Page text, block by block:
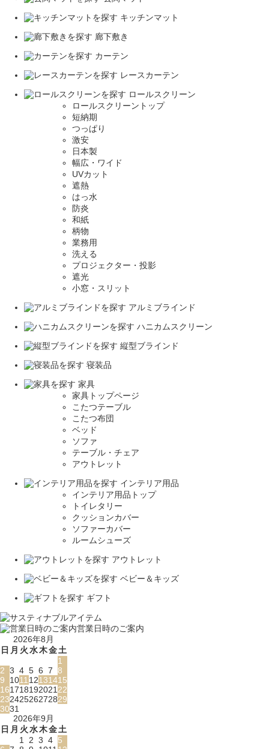
キッチンマット
廊下敷き
カーテン
レースカーテン
ロールスクリーン
ロールスクリーントップ
短納期
つっぱり
激安
日本製
幅広・ワイド
UVカット
遮熱
はっ水
防炎
和紙
柄物
業務用
洗える
プロジェクター・投影
遮光
小窓・スリット
アルミブラインド
ハニカムスクリーン
縦型ブラインド
寝装品
家具
家具トップページ
こたつテーブル
こたつ布団
ベッド
ソファ
テーブル・チェア
アウトレット
インテリア用品
インテリア用品トップ
トイレタリー
クッションカバー
ソファーカバー
ルームシューズ
アウトレット
ベビー＆キッズ
ギフト
営業日時のご案内
2026年8月
日 月 火水木金土
1
2 3 4 5 6 7 8
9
101112131415
16171819202122
23242526272829
3031
2026年9月
日 月 火水木金土
1 2 3 4 5